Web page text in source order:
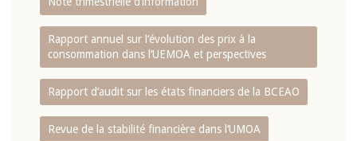
Rapport annuel sur l‘évolution des prix à la
consommation dans l‘UEMOA et perspectives
Rapport d‘audit sur les états financiers de la BCEAO
Revue de la stabilité financière dans l‘UMOA